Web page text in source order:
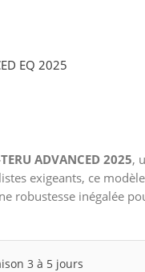
EQ 2025
ADVANCED 2025,
exigeants, ce
robustesse inégalée
3 à 5 jours